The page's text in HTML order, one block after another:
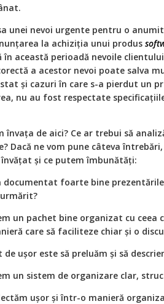
unei nevoi urgente pentru o
la achiziţia unui produs
în această perioadă nevoile
a acestor nevoi poate salva
şi cazuri în care s-a pierdut un
nu au fost respectate
învaţa de aici? Ce ar trebui să
Dacă ne vom pune câteva
învăţat şi ce putem îmbunătăţi:
documentat foarte bine
un pachet bine organizat cu ceea
care să faciliteze chiar şi o
de uşor este să preluăm şi să
un sistem de organizare clar,
uşor şi într-o manieră